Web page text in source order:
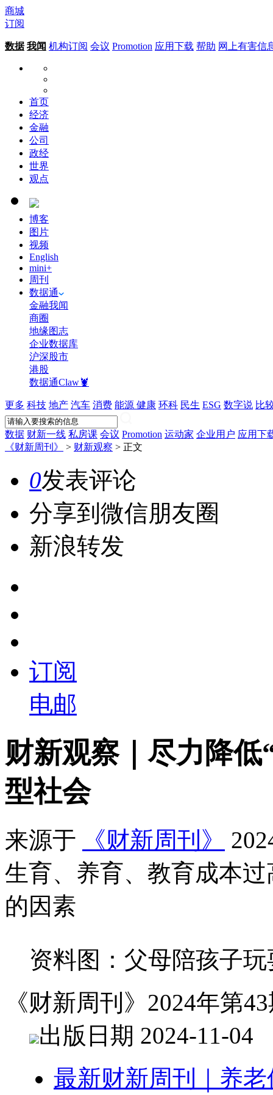
商城
订阅
数据 我闻 机构订阅 会议 Promotion 应用下载 帮助 网上有害信
首页
经济
金融
公司
政经
世界
观点
博客
图片
视频
English
mini+
周刊
数据通
金融我闻
商圈
地缘图志
企业数据库
沪深股市
港股
数据通Claw🦞
更多 科技 地产 汽车 消费 能源 健康 环科 民生 ESG 数字说 比
数据 财新一线 私房课 会议 Promotion 运动家 企业用户 应用下
《财新周刊》
> 财新观察 > 正文
0发表评论
分享到微信朋友圈
新浪转发
订阅
电邮
财新观察｜尽力降
型社会
来源于 《财新周刊》
生育、养育、教育成本
的因素
资料图：父母陪孩子
《财新周刊》2024年第
出版日期 2024-11-04
最新财新周刊｜养